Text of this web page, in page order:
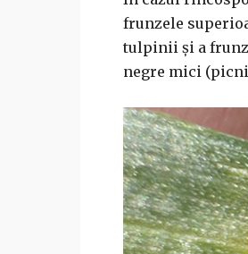
frunzele
tulpinii și a
negre mici